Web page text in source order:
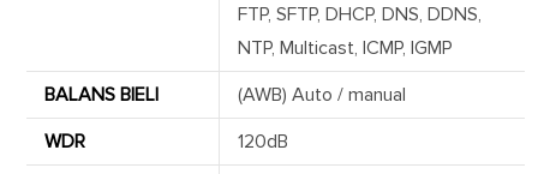
FTP, SFTP, DHCP, DNS, DDNS,
NTP, Multicast, ICMP, IGMP
BALANS BIELI
(AWB) Auto / manual
WDR
120dB